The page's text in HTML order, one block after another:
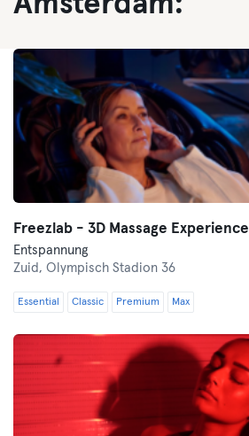
Freezlab - 3D Massage Experience
Entspannung
Zuid, Olympisch Stadion 36
Essential Classic Premium Max